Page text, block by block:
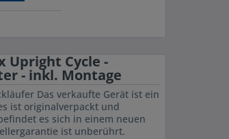
Upright Cycle -
- inkl. Montage
Das verkaufte Gerät ist ein
ist originalverpackt und
es sich in einem neuen
ist unberührt.